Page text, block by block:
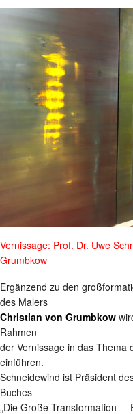
Vernissage: Prof. Dr. Uwe
Grumbkow
Ergänzend zu den
des Malers
Christian von Grumbkow
Rahmen
der Vernissage in das Thema
einführen.
Schneidewind ist Präsident
Buches
„Die Große Transformation –